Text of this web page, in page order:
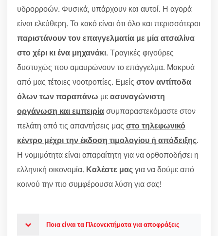
υδρορροών. Φυσικά, υπάρχουν και αυτοί. Η αγορά
είναι ελεύθερη. Το κακό είναι ότι όλο και περισσότεροι
παριστάνουν τον επαγγελματία με μία ατσαλίνα
στο χέρι κι ένα μηχανάκι. Τραγικές φιγούρες
δυστυχώς που αμαυρώνουν το επάγγελμα. Μακρυά
από μας τέτοιες νοοτροπίες. Εμείς στον αντίποδα
όλων των παραπάνω μεασυναγώνιστη
οργάνωση και εμπειρίασυμπαραστεκόμαστε στον
πελάτη από τις απαντήσεις μας στο τηλεφωνικό
κέντρο μέχρι την έκδοση τιμολογίου ή απόδειξης.
Η νομιμότητα είναι απαραίτητη για να ορθοποδήσει η
ελληνική οικονομία. Καλέστε μαςγια να δούμε από
κοινού την πιο συμφέρουσα λύση για σας!
Ποια είναι τα Πλεονεκτήματα για αποφράξεις